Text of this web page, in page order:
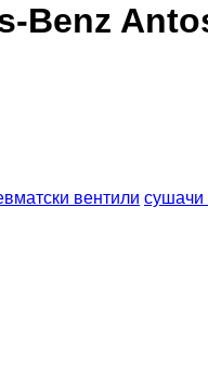
Benz
вентили сушачи